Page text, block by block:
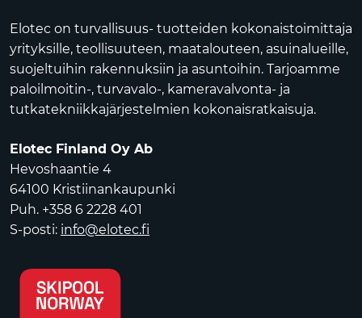
Elotec on turvallisuus- tuotteiden kokonaistoimittaja
yrityksille, teollisuuteen, maatalouteen, asuinalueille,
suojeltuihin rakennuksiin ja asuntoihin. Tarjoamme
paloilmoitin-, turvavalo-, kameravalvonta- ja
tutkatekniikkajärjestelmien kokonaisratkaisuja.
Elotec Finland Oy Ab
Hevoshaantie 4
64100 Kristiinankaupunki
Puh. +358 6 2228 401
S-posti: info@elotec.fi